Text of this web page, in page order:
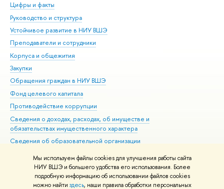
Мы используем файлы cookies для улучшения работы сайта
НИУ ВШЭ и большего удобства его использования. Более
подробную информацию об использовании файлов cookies
можно найти здесь, наши правила обработки персональных
Цифры и факты
Руководство и структура
Устойчивое развитие в НИУ ВШЭ
Преподаватели и сотрудники
Корпуса и общежития
Закупки
Обращения граждан в НИУ ВШЭ
Фонд целевого капитала
Противодействие коррупции
Сведения о доходах, расходах, об имуществе и
обязательствах имущественного характера
Сведения об образовательной организации
Людям с ограниченными возможностями здоровья
Единая платежная страница
Работа в Вышке